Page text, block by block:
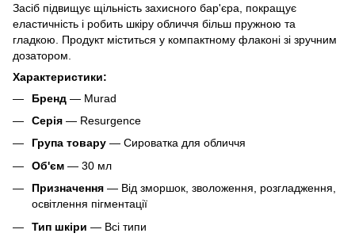
Засіб підвищує щільність захисного бар'єра, покращує
еластичність і робить шкіру обличчя більш пружною та
гладкою. Продукт міститься у компактному флаконі зі зручним
дозатором.
Характеристики:
Бренд — Murad
Серія — Resurgence
Група товару — Сироватка для обличчя
Об'єм — 30 мл
Призначення — Від зморшок, зволоження, розгладження,
освітлення пігментації
Тип шкіри — Всі типи